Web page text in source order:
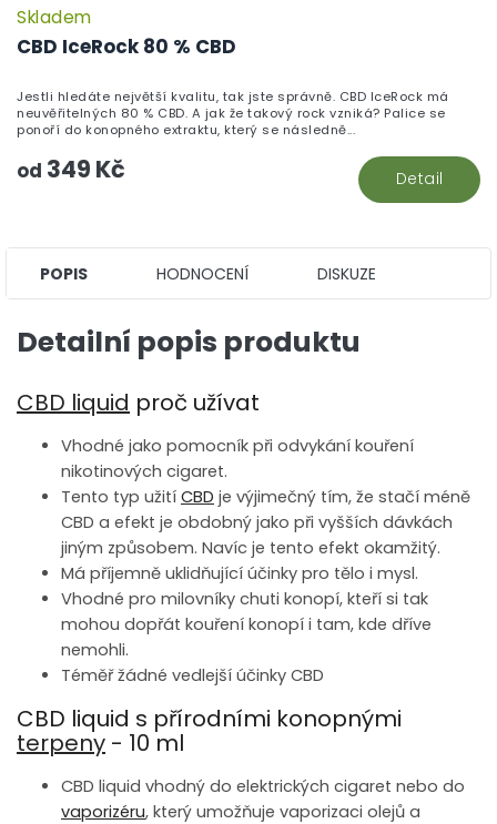
CBD IceRock 80 % CBD
Skladem
od 349 Kč Detail
Jestli hledáte největší kvalitu, tak jste správně. CBD IceRock má
neuvěřitelných 80 % CBD. A jak že takový rock vzniká? Palice se
ponoří do konopného extraktu, který se následně...
POPIS HODNOCENÍ DISKUZE
Detailní popis produktu
CBD liquid proč užívat
Vhodné jako pomocník při odvykání kouření
nikotinových cigaret.
Tento typ užití CBD je výjimečný tím, že stačí méně
CBD a efekt je obdobný jako při vyšších dávkách
jiným způsobem. Navíc je tento efekt okamžitý.
Má příjemně uklidňující účinky pro tělo i mysl.
Vhodné pro milovníky chuti konopí, kteří si tak
mohou dopřát kouření konopí i tam, kde dříve
nemohli.
Téměř žádné vedlejší účinky CBD
CBD liquid s přírodními konopnými
terpeny - 10 ml
CBD liquid vhodný do elektrických cigaret nebo do
vaporizéru, který umožňuje vaporizaci olejů a